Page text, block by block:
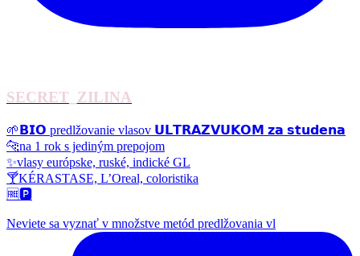
SECRET_ZILINA
🌱𝗕𝗜𝗢 predlžovanie vlasov 𝗨𝗟𝗧𝗥𝗔𝗭𝗩𝗨𝗞𝗢𝗠 𝘇𝗮 𝘀𝘁𝘂𝗱𝗲𝗻𝗮
🐆na 1 rok s jediným prepojom
✨vlasy európske, ruské, indické GL
🍸KÉRASTASE, L’Oreal, coloristika
🆓🅿️
Neviete sa vyznať v množstve metód predlžovania vl